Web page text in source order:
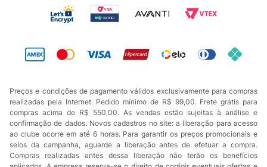
Preços e condições de pagamento válidos exclusivamente para compras
realizadas pela Internet. Pedido mínimo de R$ 99,00. Frete grátis para
compras acima de R$ 550,00. As vendas estão sujeitas à análise e
confirmação de dados. Novos cadastros no site: a liberação para acesso
ao clube ocorre em até 6 horas. Para garantir os preços promocionais e
selos da campanha, aguarde a liberação antes de efetuar a compra.
Compras realizadas antes dessa liberação não terão os benefícios